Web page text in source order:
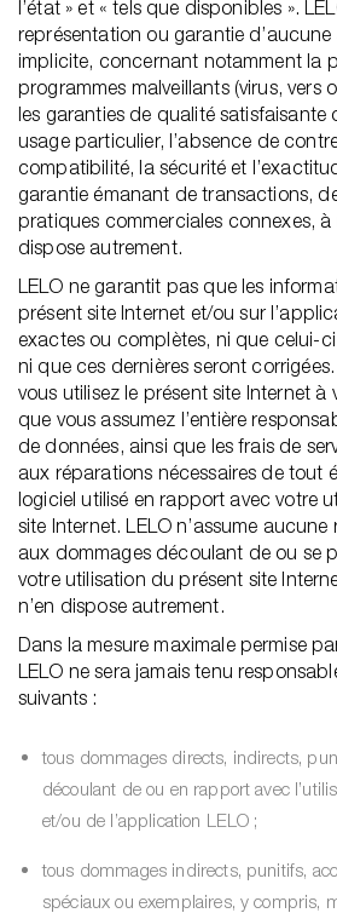
l’état » et « tels que disponibles ».
représentation ou garantie d’aucune
implicite, concernant notamment la
programmes malveillants (virus, vers
les garanties de qualité satisfaisante
usage particulier, l’absence de
compatibilité, la sécurité et
garantie émanant de transactions,
pratiques commerciales connexes, à
dispose autrement.
LELO ne garantit pas que les
présent site Internet et/ou sur
exactes ou complètes, ni que celui-ci
ni que ces dernières seront
vous utilisez le présent site Internet à
que vous assumez l’entière
de données, ainsi que les frais de
aux réparations nécessaires de tout
logiciel utilisé en rapport avec votre
site Internet. LELO n’assume
aux dommages découlant de ou se
votre utilisation du présent site
n’en dispose autrement.
Dans la mesure maximale permise
LELO ne sera jamais tenu
suivants :
tous dommages directs, indirects,
découlant de ou en rapport avec
et/ou de l’application LELO ;
tous dommages indirects, punitifs,
spéciaux ou exemplaires, y compris,